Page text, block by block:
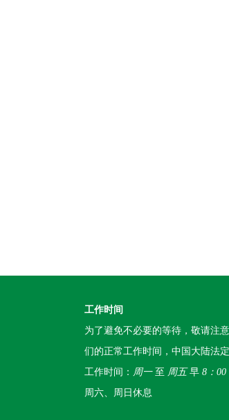
工作时间
为了避免不必要的等待，敬请注
们的正常工作时间，中国大陆法定
工作时间： 周一至 周五早 8：00
周六、周日休息